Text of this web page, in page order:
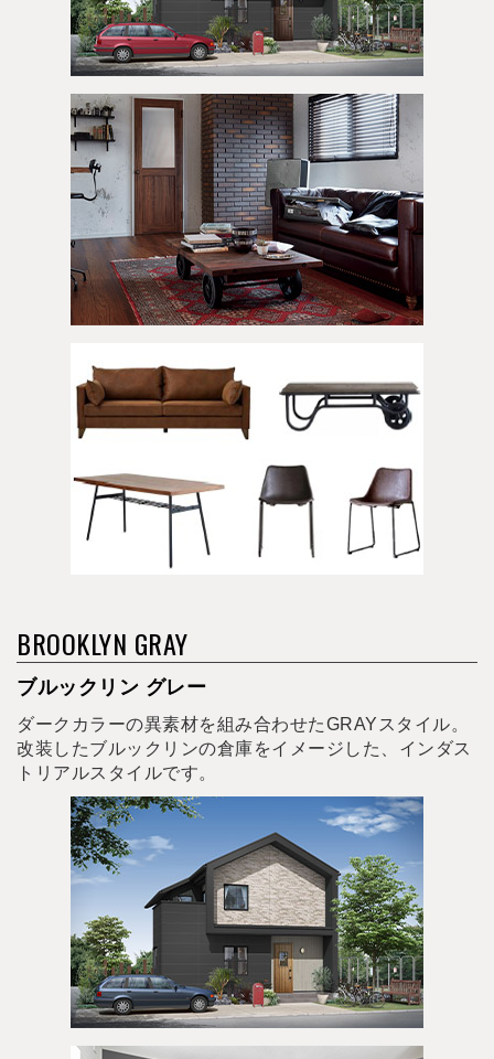
BROOKLYN GRAY
ブルックリン グレー
ダークカラーの異素材を組み合わせたGRAYスタイル。
改装したブルックリンの倉庫をイメージした、インダス
トリアルスタイルです。